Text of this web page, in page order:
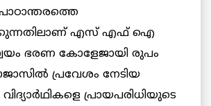
എസ് എഫ് ഐ
ഭരണ കോളേജായി രുപം
പ്രവേശം നേടിയ
പ്രായപരിധിയുടെ